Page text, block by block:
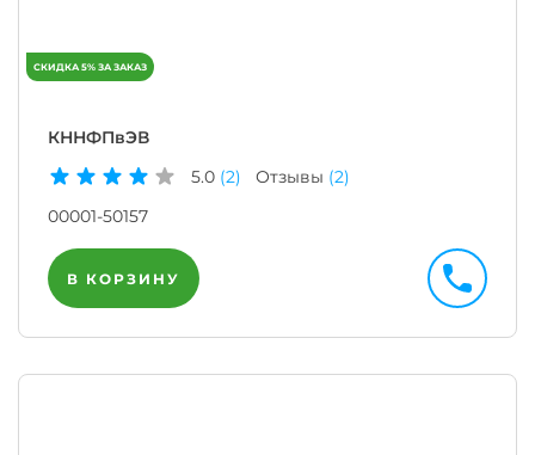
КННФПвЭВ
5.0 (2) Отзывы (2)
00001-50157
В КОРЗИНУ